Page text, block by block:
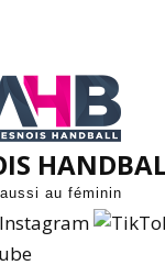
au féminin